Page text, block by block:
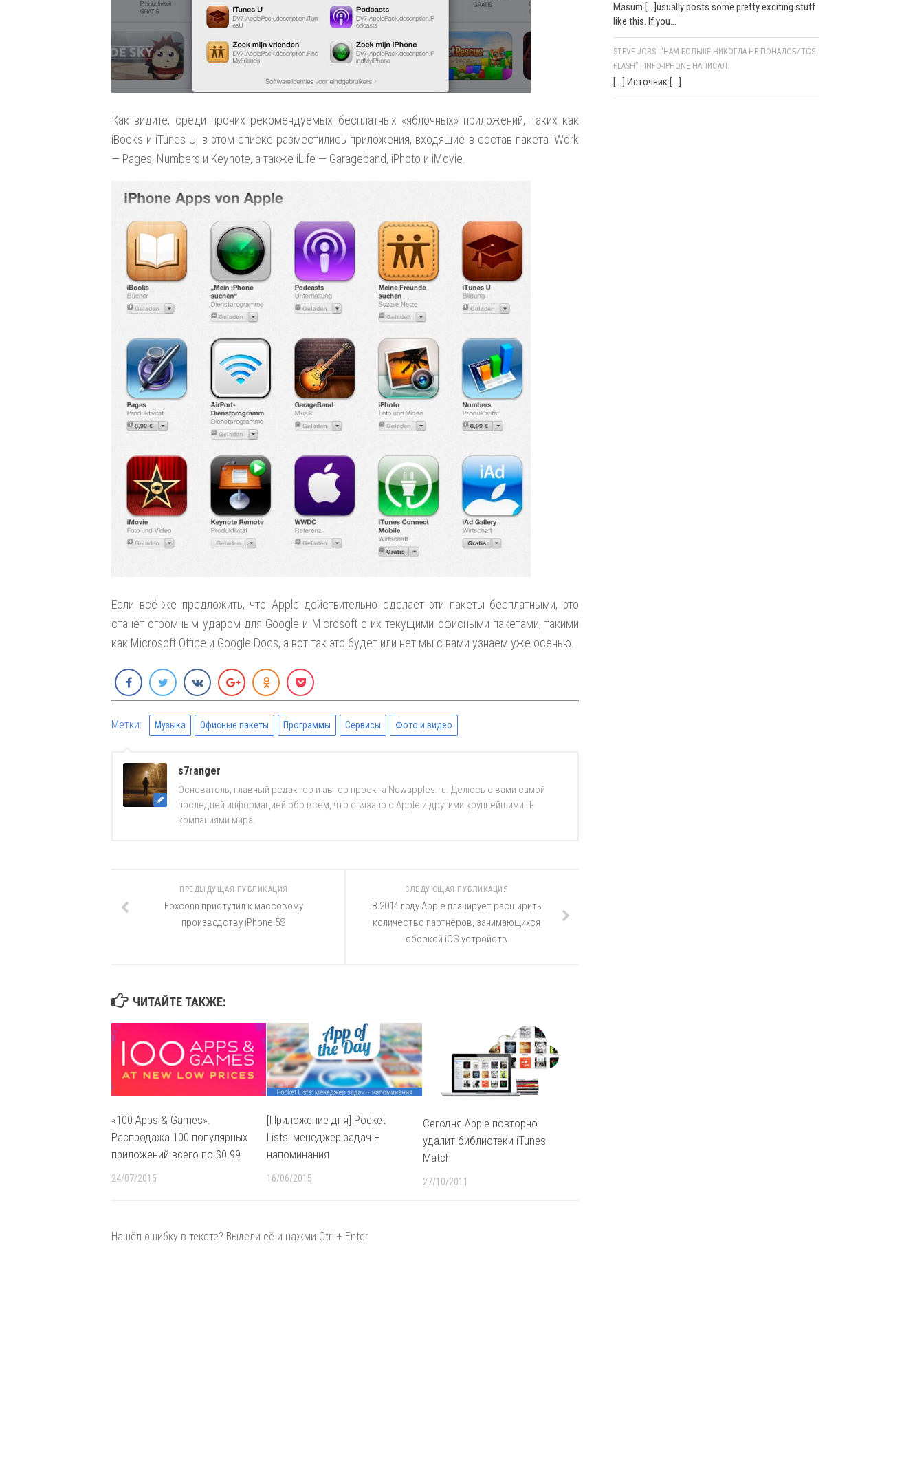
Как видите, среди прочих рекомендуемых бесплатных «яблочных» приложений, таких как
iBooks и iTunes U, в этом списке разместились приложения, входящие в состав пакета iWork
— Pages, Numbers и Keynote, а также iLife — Garageband, iPhoto и iMovie.
Если всё же предложить, что Apple действительно сделает эти пакеты бесплатными, это
станет огромным ударом для Google и Microsoft с их текущими офисными пакетами, такими
как Microsoft Office и Google Docs, а вот так это будет или нет мы с вами узнаем уже осенью.
Метки: Музыка Офисные пакеты Программы Сервисы Фото и видео
s7ranger
Основатель, главный редактор и автор проекта Newapples.ru. Делюсь с вами самой
последней информацией обо всём, что связано с Apple и другими крупнейшими IT-
компаниями мира.
СЛЕДУЮЩАЯ ПУБЛИКАЦИЯ
В 2014 году Apple планирует расширить
количество партнёров, занимающихся
сборкой iOS устройств
ПРЕДЫДУЩАЯ ПУБЛИКАЦИЯ
Foxconn приступил к массовому
производству iPhone 5S
ЧИТАЙТЕ ТАКЖЕ:
«100 Apps & Games».
Распродажа 100 популярных
приложений всего по $0.99
24/07/2015
[Приложение дня] Pocket
Lists: менеджер задач +
напоминания
16/06/2015
Сегодня Apple повторно
удалит библиотеки iTunes
Match
27/10/2011
Нашёл ошибку в тексте? Выдели её и нажми Ctrl + Enter
Masum [...]usually posts some pretty exciting stuff
like this. If you...
STEVE JOBS: “НАМ БОЛЬШЕ НИКОГДА НЕ ПОНАДОБИТСЯ
FLASH” | INFO-IPHONE НАПИСАЛ:
[…] Источник […]